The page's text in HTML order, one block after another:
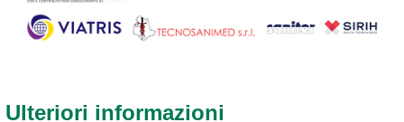
Ulteriori informazioni